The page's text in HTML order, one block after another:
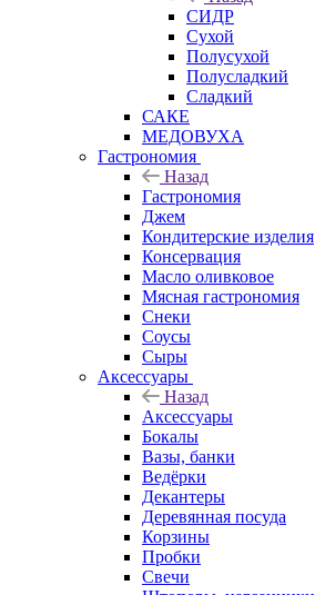
СИДР
Сухой
Полусухой
Полусладкий
Сладкий
САКЕ
МЕДОВУХА
Гастрономия
Назад
Гастрономия
Джем
Кондитерские изделия
Консервация
Масло оливковое
Мясная гастрономия
Снеки
Соусы
Сыры
Аксессуары
Назад
Аксессуары
Бокалы
Вазы, банки
Ведёрки
Декантеры
Деревянная посуда
Корзины
Пробки
Свечи